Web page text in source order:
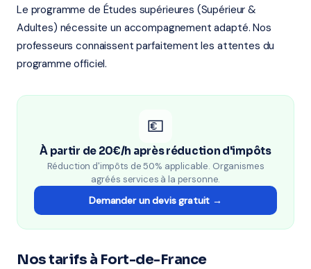
Le programme de Études supérieures (Supérieur &
Adultes) nécessite un accompagnement adapté. Nos
professeurs connaissent parfaitement les attentes du
programme officiel.
💶
À partir de 20€/h après réduction d'impôts
Réduction d'impôts de 50% applicable. Organismes
agréés services à la personne.
Demander un devis gratuit →
Nos tarifs à Fort-de-France